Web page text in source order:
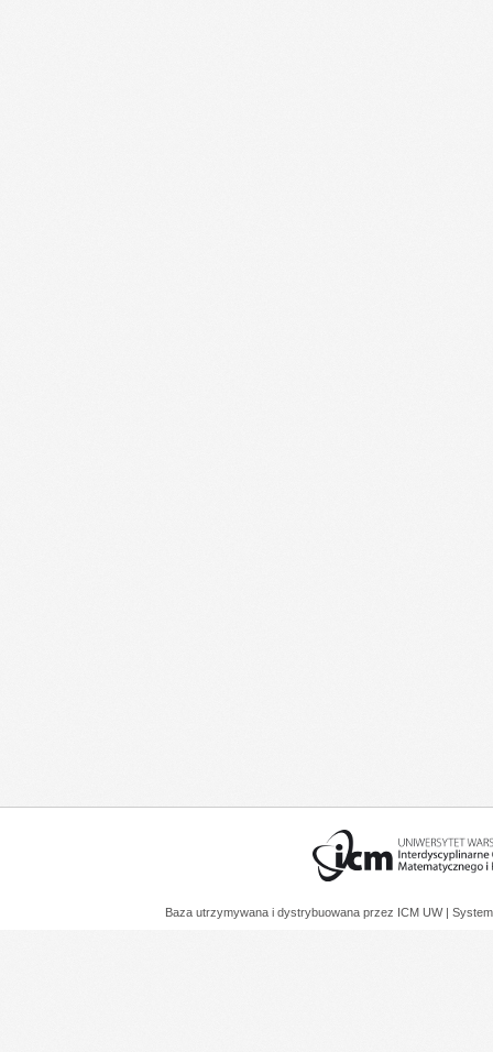
Baza utrzymywana i dystrybuowana przez ICM UW |